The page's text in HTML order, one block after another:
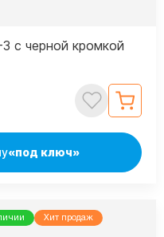
с черной кромкой
«под ключ»
Хит продаж